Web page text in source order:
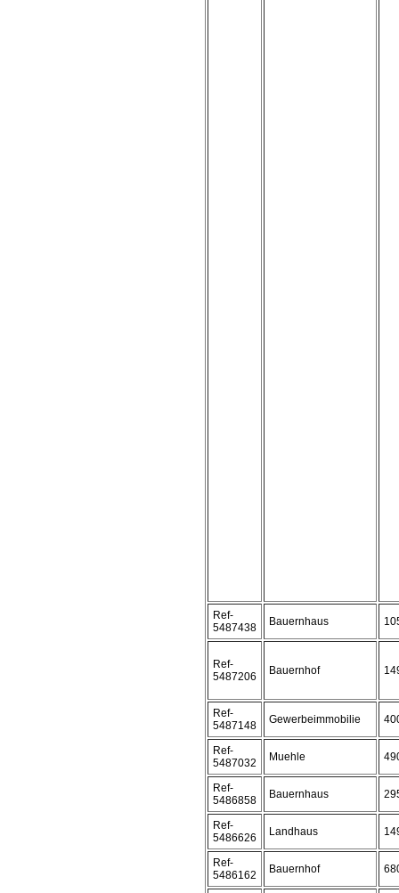
Ref-
5487438
Bauernhaus
Ref-
5487206
Bauernhof
Ref-
5487148
Gewerbeimmobilie
Ref-
5487032
Muehle
Ref-
5486858
Bauernhaus
Ref-
5486626
Landhaus
Ref-
5486162
Bauernhof